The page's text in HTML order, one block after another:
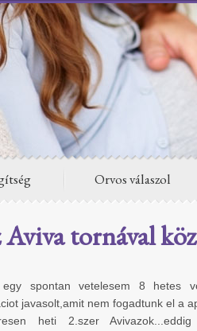
Orvos válaszol
Aviva tornával
egy spontan vetelesem 8 hetes
javasolt,amit nem fogadtunk el a
heti 2.szer